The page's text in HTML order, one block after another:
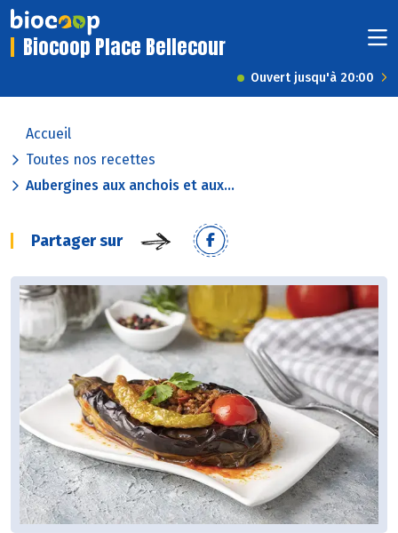
Biocoop Place Bellecour
Ouvert jusqu'à 20:00
Accueil
Toutes nos recettes
Aubergines aux anchois et aux...
Partager sur